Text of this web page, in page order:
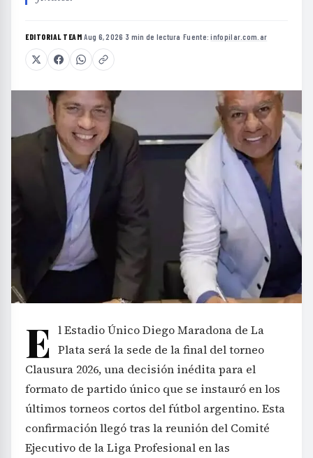
EDITORIAL TEAM·Aug 6, 2026 ·3 min de lectura ·Fuente:infopilar.com.ar
E l Estadio Único Diego Maradona de La
Plata será la sede de la final del torneo
Clausura 2026, una decisión inédita para el
formato de partido único que se instauró en los
últimos torneos cortos del fútbol argentino. Esta
confirmación llegó tras la reunión del Comité
Ejecutivo de la Liga Profesional en las